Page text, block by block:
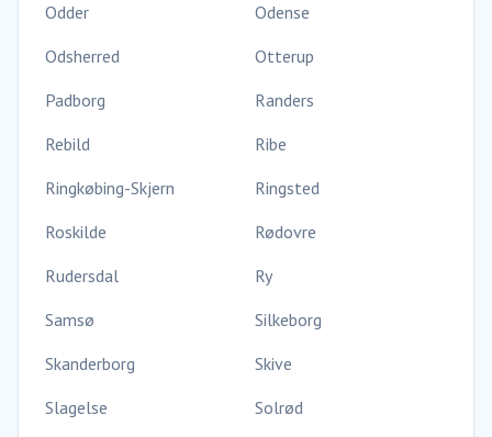
Odder
Odense
Odsherred
Otterup
Padborg
Randers
Rebild
Ribe
Ringkøbing-Skjern
Ringsted
Roskilde
Rødovre
Rudersdal
Ry
Samsø
Silkeborg
Skanderborg
Skive
Slagelse
Solrød